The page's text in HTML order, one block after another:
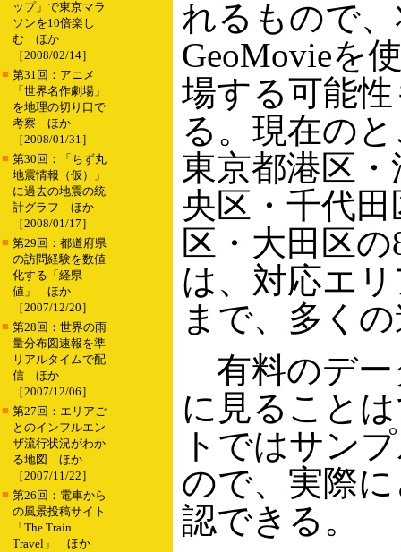
ップ」で東京マラ
ソンを10倍楽し
む ほか
［2008/02/14］
■ 第31回：アニメ
「世界名作劇場」
を地理の切り口で
考察 ほか
［2008/01/31］
■ 第30回：「ちず丸
地震情報（仮）」
に過去の地震の統
計グラフ ほか
［2008/01/17］
■ 第29回：都道府県
の訪問経験を数値
化する「経県
値」 ほか
［2007/12/20］
■ 第28回：世界の雨
量分布図速報を準
リアルタイムで配
信 ほか
［2007/12/06］
■ 第27回：エリアご
とのインフルエン
ザ流行状況がわか
る地図 ほか
［2007/11/22］
■ 第26回：電車から
の風景投稿サイト
「The Train
Travel」 ほか
れるもので
GeoMovieを
場する可能
る。現在の
東京都港区
央区・千代
区・大田区
は、対応エ
まで、多く
有料のデー
に見ること
トではサン
ので、実際
認できる。